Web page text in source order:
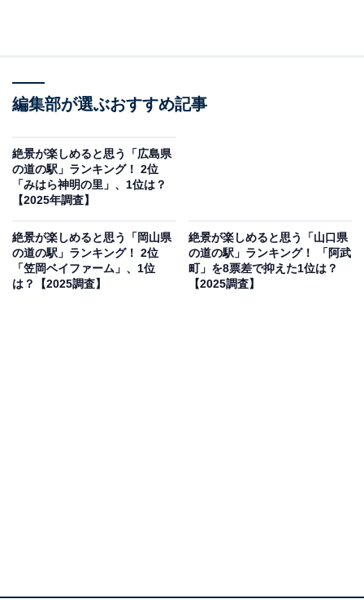
す。新鮮な魚介を扱う直売所やレストランもあり、景色
の中で、ゆったり流れる時間が心地よい場所です。
回答者からは「高台からの絶景が綺麗」（30代男性／群
とができます。絶景です」（60代男性／新潟県）、「夕
日と海がすごくいい」（40代男性／岐阜県）といった声
が集まりました。
編集部が選ぶおすすめ記事
絶景が楽しめると思う「広島県
の道の駅」ランキング！ 2位
「みはら神明の里」、1位は？
【2025年調査】
絶景が楽しめると思う「岡山県
の道の駅」ランキング！ 2位
「笠岡ベイファーム」、1位
は？【2025調査】
絶景が楽しめると思う「山口県
の道の駅」ランキング！ 「阿武
町」を8票差で抑えた1位は？
【2025調査】